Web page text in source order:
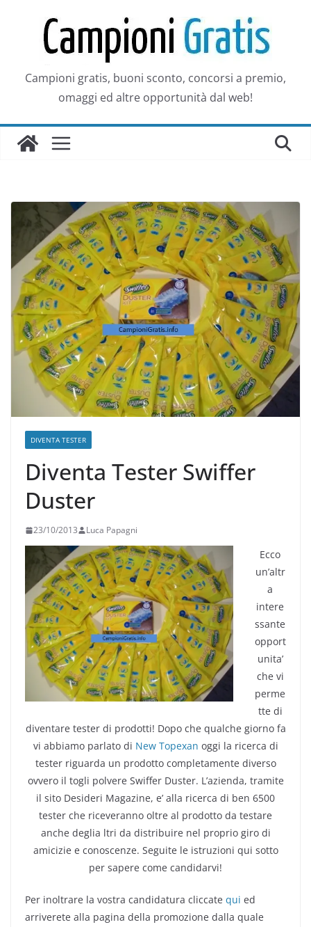
contenuto
Campioni gratis, buoni sconto, concorsi a premio,
omaggi ed altre opportunità dal web!
DIVENTA TESTER
Diventa Tester Swiffer
Duster
23/10/2013 Luca Papagni
Ecco
un’altr
a
intere
ssante
opport
unita’
che vi
perme
tte di
diventare tester di prodotti! Dopo che qualche giorno fa
vi abbiamo parlato di New Topexan oggi la ricerca di
tester riguarda un prodotto completamente diverso
ovvero il togli polvere Swiffer Duster. L’azienda, tramite
il sito Desideri Magazine, e’ alla ricerca di ben 6500
tester che riceveranno oltre al prodotto da testare
anche deglia ltri da distribuire nel proprio giro di
amicizie e conoscenze. Seguite le istruzioni qui sotto
per sapere come candidarvi!
Per inoltrare la vostra candidatura cliccate qui ed
arriverete alla pagina della promozione dalla quale